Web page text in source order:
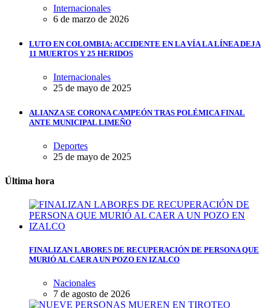
Internacionales
6 de marzo de 2026
LUTO EN COLOMBIA: ACCIDENTE EN LA VÍA LA LÍNEA DEJA
11 MUERTOS Y 25 HERIDOS
Internacionales
25 de mayo de 2025
ALIANZA SE CORONA CAMPEÓN TRAS POLÉMICA FINAL
ANTE MUNICIPAL LIMEÑO
Deportes
25 de mayo de 2025
Última hora
FINALIZAN LABORES DE RECUPERACIÓN DE PERSONA QUE
MURIÓ AL CAER A UN POZO EN IZALCO
Nacionales
7 de agosto de 2026